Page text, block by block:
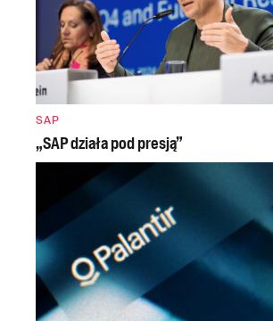
SAP
„SAP działa pod presją”